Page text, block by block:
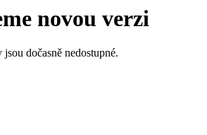
novou verzi
dočasně nedostupné.